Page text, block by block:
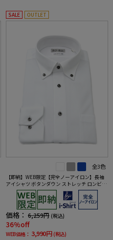
SALE OUTLET
全3色
【即納】WEB限定【完全ノーアイロン】長袖
アイシャツ ボタンダウン ストレッチ ロンビッ
ク柄 i-shirt ワイシャツ 通年
価格： 6,259円 (税込)
36%off
WEB価格： 3,990円 (税込)